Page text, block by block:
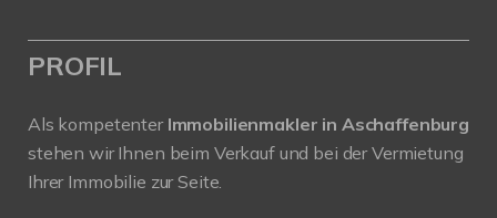
PROFIL
Als kompetenter Immobilienmakler in Aschaffenburg
stehen wir Ihnen beim Verkauf und bei der Vermietung
Ihrer Immobilie zur Seite.